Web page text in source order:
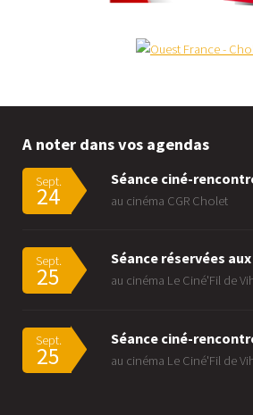
A noter dans vos agendas
Sept.
24
Séance ciné-
au cinéma CGR Cholet
Sept.
25
Séance réservées
au cinéma Le Ciné'Fil de
Sept.
25
Séance ciné-
au cinéma Le Ciné'Fil de